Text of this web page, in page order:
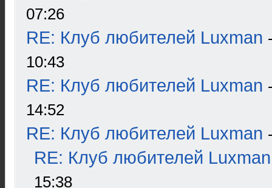
07:26
RE: Клуб любителей Luxman
10:43
RE: Клуб любителей Luxman
14:52
RE: Клуб любителей Luxman
RE: Клуб любителей Luxman
15:38